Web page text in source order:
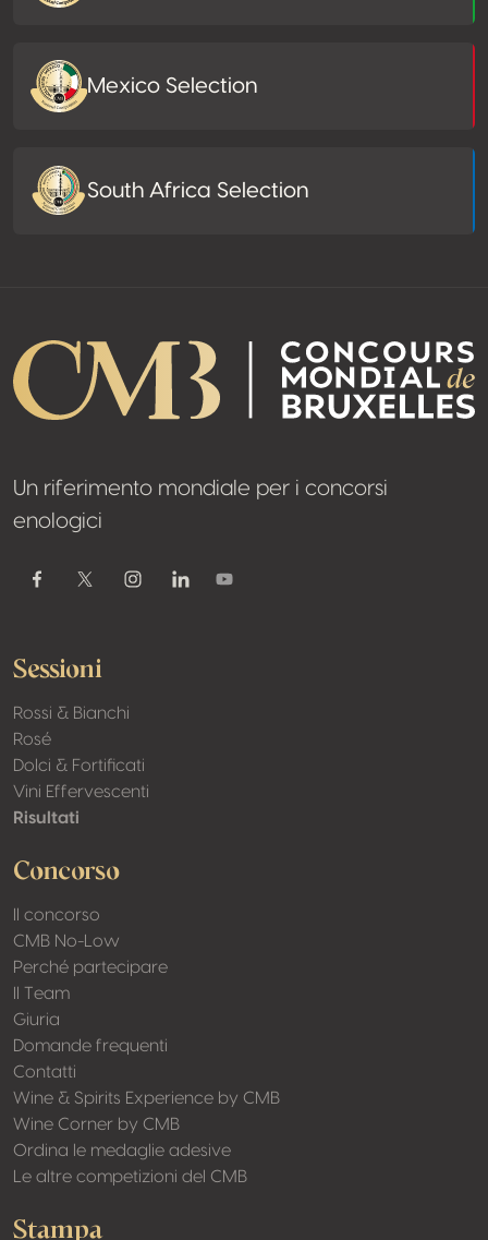
Mexico Selection
South Africa Selection
Un riferimento mondiale per i concorsi
enologici
FacebookTwitter / XInstagramLinkedinYoutube
Sessioni
Rossi & Bianchi
Rosé
Dolci & Fortificati
Vini Effervescenti
Risultati
Concorso
Il concorso
CMB No-Low
Perché partecipare
Il Team
Giuria
Domande frequenti
Contatti
Wine & Spirits Experience by CMB
Wine Corner by CMB
Ordina le medaglie adesive
Le altre competizioni del CMB
Stampa